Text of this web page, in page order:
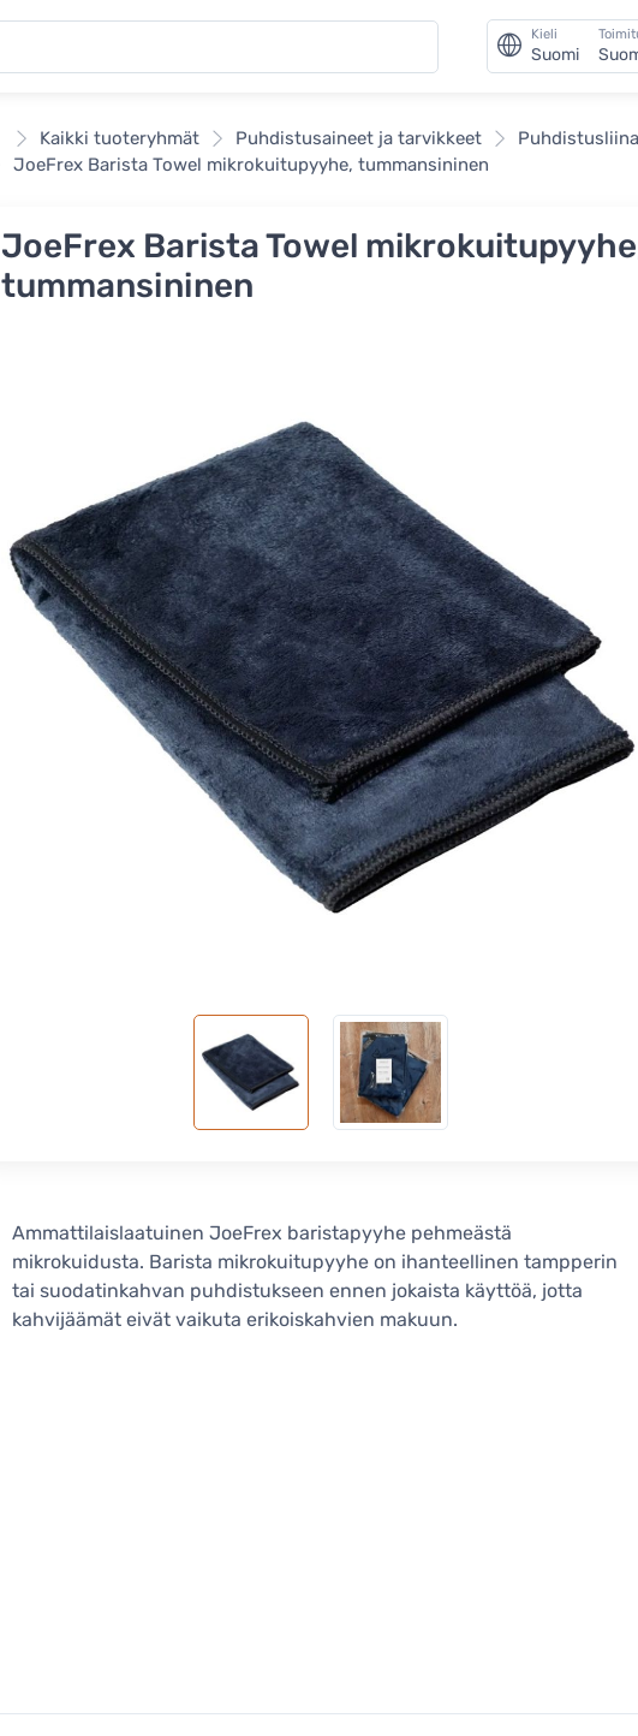
Kieli
Suomi
EtusivuKaikki tuoteryhmät Puhdistusaineet ja tarvikkeet
JoeFrex Barista Towel mikrokuitupyyhe, tummansininen
JoeFrex Barista Towel
tummansininen
Ammattilaislaatuinen JoeFrex baristapyyhe pehmeästä
mikrokuidusta. Barista mikrokuitupyyhe on ihanteellinen tampperin
tai suodatinkahvan puhdistukseen ennen jokaista käyttöä, jotta
kahvijäämät eivät vaikuta erikoiskahvien makuun.